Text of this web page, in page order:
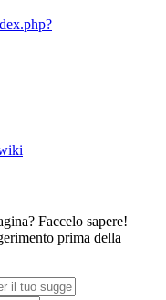
Faccelo sapere!
prima della